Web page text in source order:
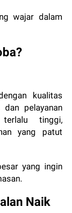
wajar dalam
kualitas
pelayanan
tinggi,
yang patut
yang ingin
Naik